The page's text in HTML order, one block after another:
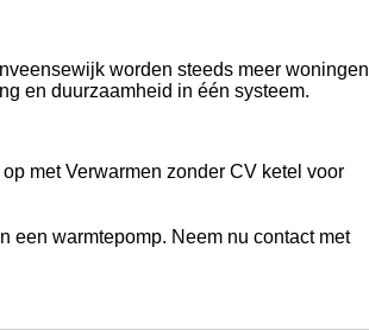
worden steeds meer woningen
en duurzaamheid in één systeem.
met Verwarmen zonder CV ketel voor
een warmtepomp. Neem nu contact met